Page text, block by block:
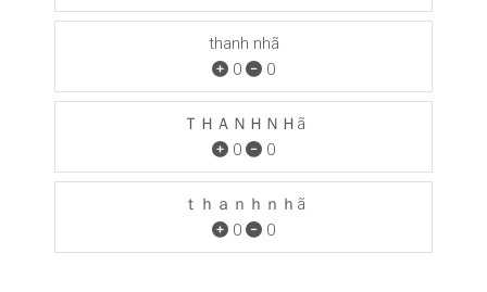
thanh nhã
0
0
ＴＨＡＮＨＮＨã
0
0
ｔｈａｎｈｎｈã
0
0